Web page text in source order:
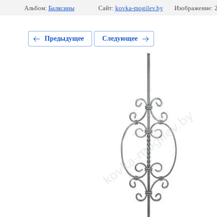
Альбом: Балясины Сайт: kovka-mogilev.by Изображение:
Предыдущее Следующее